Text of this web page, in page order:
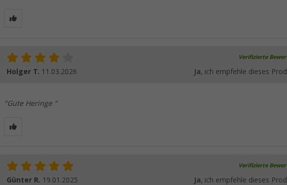
Verifizierte
Holger T. 11.03.2026 Ja, ich empfehle dieses
"Gute Heringe "
Verifizierte
Günter R. 19.01.2025 Ja, ich empfehle dieses